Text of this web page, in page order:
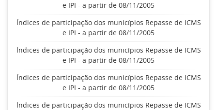
e IPI - a partir de 08/11/2005
Índices de participação dos municípios Repasse de ICMS
e IPI - a partir de 08/11/2005
Índices de participação dos municípios Repasse de ICMS
e IPI - a partir de 08/11/2005
Índices de participação dos municípios Repasse de ICMS
e IPI - a partir de 08/11/2005
Índices de participação dos municípios Repasse de ICMS